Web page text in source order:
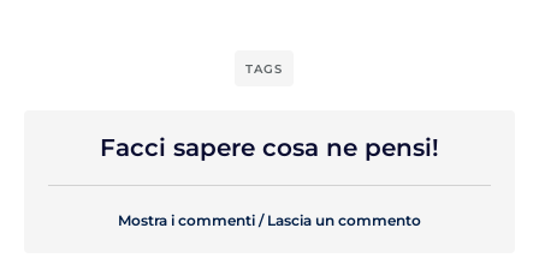
TAGS
Facci sapere cosa ne pensi!
Mostra i commenti / Lascia un commento